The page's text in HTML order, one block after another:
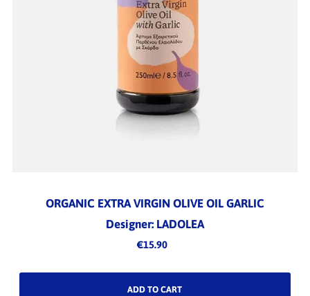
ORGANIC EXTRA VIRGIN OLIVE OIL GARLIC
Designer: LADOLEA
€15.90